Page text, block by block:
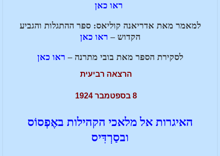
ראו כאן
למאמר מאת אדריאנה קוליאס: ספר ההתגלות והגביע
הקדוש – ראו כאן
לסקירת הספר מאת בובי מתרנה –ראו כאן
הרצאה רביעית
8 בספטמבר 1924
האיגרות אל מלאכי הקהילות באֶפְסוֹס
ובסַרְדִּיס